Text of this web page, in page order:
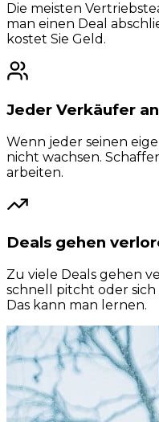
Die meisten
man einen Deal
kostet Sie Geld.
Jeder Verkäufer
Wenn jeder seinen
nicht wachsen.
arbeiten.
Deals gehen
Zu viele Deals gehen
schnell pitcht oder
Das kann man lernen.